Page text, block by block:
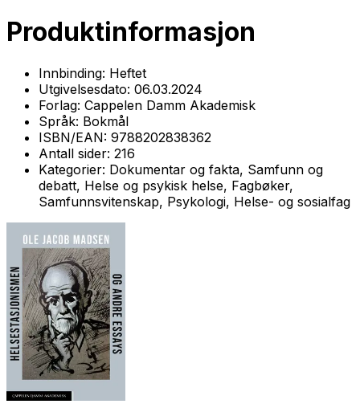
Produktinformasjon
Innbinding: Heftet
Utgivelsesdato: 06.03.2024
Forlag: Cappelen Damm Akademisk
Språk: Bokmål
ISBN/EAN: 9788202838362
Antall sider: 216
Kategorier: Dokumentar og fakta, Samfunn og
debatt, Helse og psykisk helse, Fagbøker,
Samfunnsvitenskap, Psykologi, Helse- og sosialfag